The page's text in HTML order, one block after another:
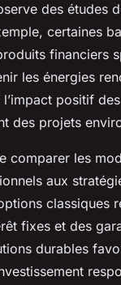
des études
certaines
financiers
les énergies
l’impact positif
des projets
comparer les
aux
classiques
fixes et des
durables